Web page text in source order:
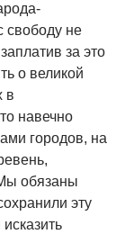
свободу не
за это
о великой
в
навечно
городов, на
обязаны
эту